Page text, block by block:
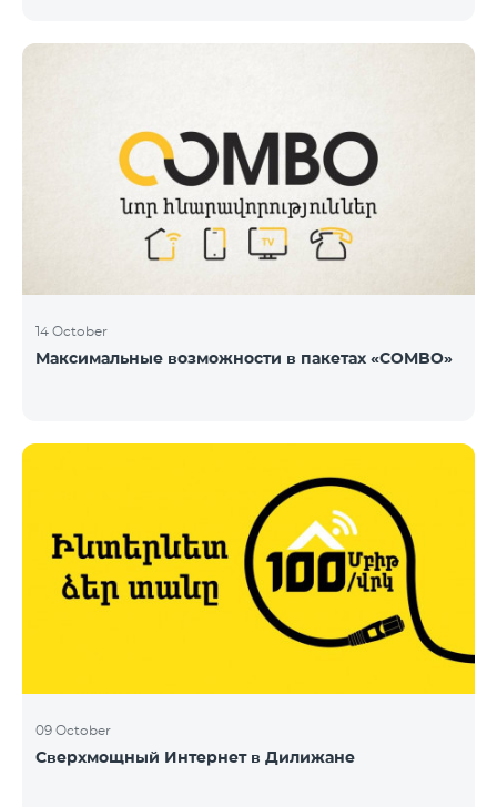
14 October
Максимальные возможности в пакетах «COMBO»
09 October
Сверхмощный Интернет в Дилижане